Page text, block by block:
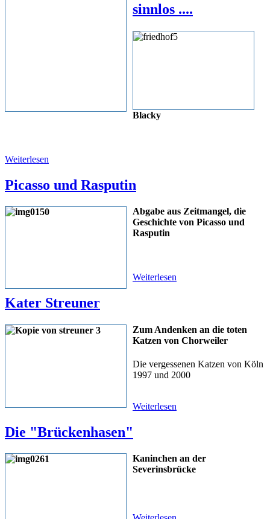
sinnlos ....
Blacky
Weiterlesen
Picasso und Rasputin
Abgabe aus Zeitmangel, die
Geschichte von Picasso und
Rasputin
Weiterlesen
Kater Streuner
Zum Andenken an die toten
Katzen von Chorweiler
Die vergessenen Katzen von Köln
1997 und 2000
Weiterlesen
Die "Brückenhasen"
Kaninchen an der
Severinsbrücke